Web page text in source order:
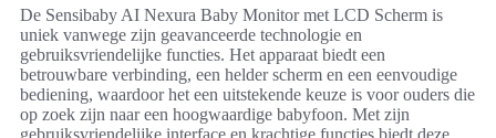
De Sensibaby AI Nexura Baby Monitor met LCD Scherm is
uniek vanwege zijn geavanceerde technologie en
gebruiksvriendelijke functies. Het apparaat biedt een
betrouwbare verbinding, een helder scherm en een eenvoudige
bediening, waardoor het een uitstekende keuze is voor ouders die
op zoek zijn naar een hoogwaardige babyfoon. Met zijn
gebruiksvriendelijke interface en krachtige functies biedt deze